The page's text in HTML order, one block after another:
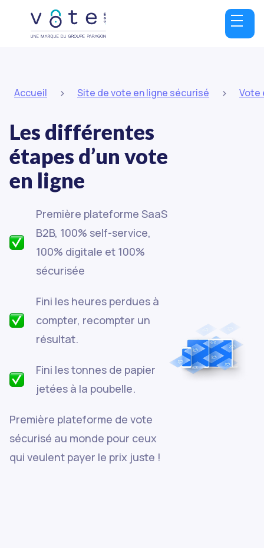
Accueil > Site de vote en ligne sécurisé > Vote
Les différentes
étapes d’un vote
en ligne
Première plateforme SaaS
B2B, 100% self-service,
100% digitale et 100%
sécurisée
Fini les heures perdues à
compter, recompter un
résultat.
Fini les tonnes de papier
jetées à la poubelle.
Première plateforme de vote
sécurisé au monde pour ceux
qui veulent payer le prix juste !